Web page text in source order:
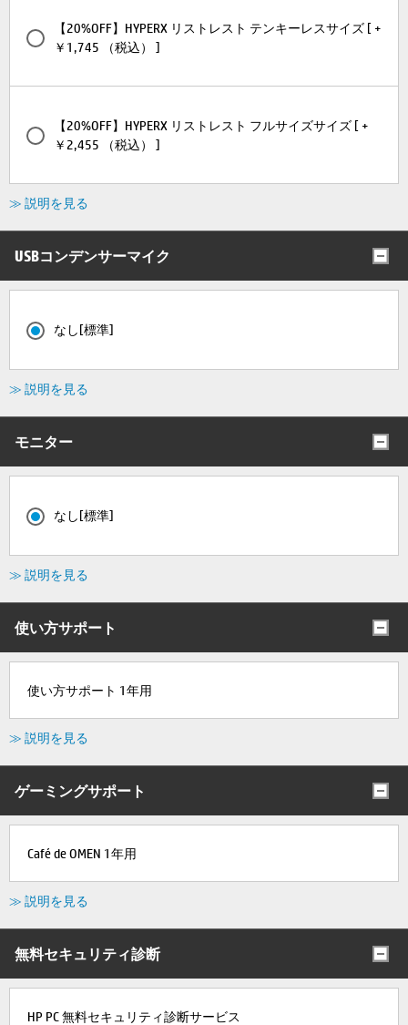
【20%OFF】HYPERX リストレスト テンキーレスサイズ [ +
￥1,745 （税込） ]
【20%OFF】HYPERX リストレスト フルサイズサイズ [ +
￥2,455 （税込） ]
≫ 説明を見る
USBコンデンサーマイク
なし[標準]
≫ 説明を見る
モニター
なし[標準]
≫ 説明を見る
使い方サポート
使い方サポート 1年用
≫ 説明を見る
ゲーミングサポート
Café de OMEN 1年用
≫ 説明を見る
無料セキュリティ診断
HP PC 無料セキュリティ診断サービス